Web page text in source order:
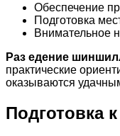
Обеспечение
Подготовка
Внимательное
Раз едение
практические
оказываются
Подготовка